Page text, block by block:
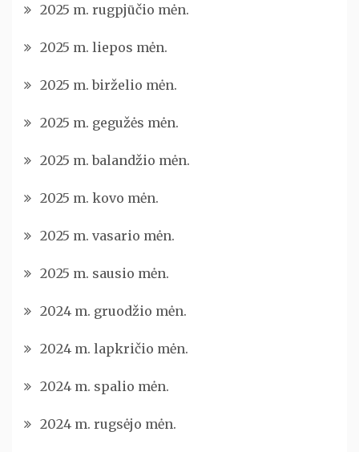
2025 m. rugpjūčio mėn.
2025 m. liepos mėn.
2025 m. birželio mėn.
2025 m. gegužės mėn.
2025 m. balandžio mėn.
2025 m. kovo mėn.
2025 m. vasario mėn.
2025 m. sausio mėn.
2024 m. gruodžio mėn.
2024 m. lapkričio mėn.
2024 m. spalio mėn.
2024 m. rugsėjo mėn.